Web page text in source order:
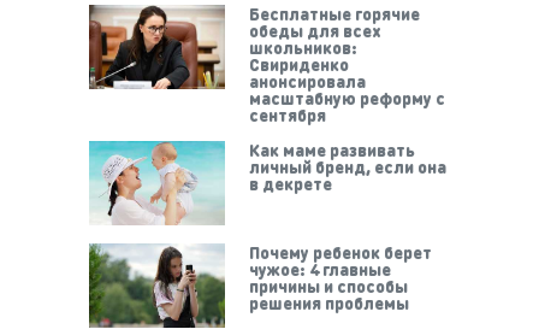
Бесплатные горячие
обеды для всех
школьников:
Свириденко
анонсировала
масштабную реформу с
сентября
Как маме развивать
личный бренд, если она
в декрете
Почему ребенок берет
чужое: 4 главные
причины и способы
решения проблемы